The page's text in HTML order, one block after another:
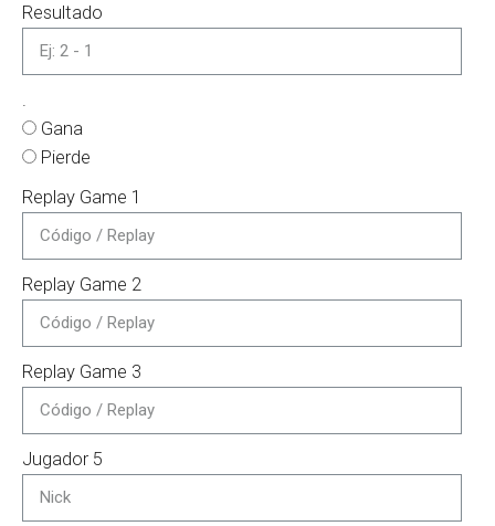
Resultado
Gana
Pierde
Replay Game 1
Replay Game 2
Replay Game 3
Jugador 5